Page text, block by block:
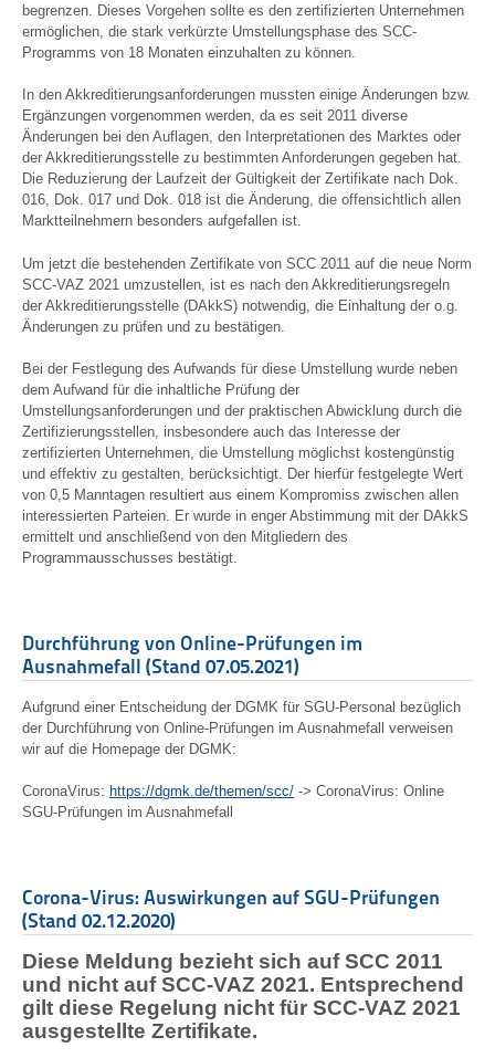
begrenzen. Dieses Vorgehen sollte es den zertifizierten Unternehmen
ermöglichen, die stark verkürzte Umstellungsphase des SCC-
Programms von 18 Monaten einzuhalten zu können.
In den Akkreditierungsanforderungen mussten einige Änderungen bzw.
Ergänzungen vorgenommen werden, da es seit 2011 diverse
Änderungen bei den Auflagen, den Interpretationen des Marktes oder
der Akkreditierungsstelle zu bestimmten Anforderungen gegeben hat.
Die Reduzierung der Laufzeit der Gültigkeit der Zertifikate nach Dok.
016, Dok. 017 und Dok. 018 ist die Änderung, die offensichtlich allen
Marktteilnehmern besonders aufgefallen ist.
Um jetzt die bestehenden Zertifikate von SCC 2011 auf die neue Norm
SCC-VAZ 2021 umzustellen, ist es nach den Akkreditierungsregeln
der Akkreditierungsstelle (DAkkS) notwendig, die Einhaltung der o.g.
Änderungen zu prüfen und zu bestätigen.
Bei der Festlegung des Aufwands für diese Umstellung wurde neben
dem Aufwand für die inhaltliche Prüfung der
Umstellungsanforderungen und der praktischen Abwicklung durch die
Zertifizierungsstellen, insbesondere auch das Interesse der
zertifizierten Unternehmen, die Umstellung möglichst kostengünstig
und effektiv zu gestalten, berücksichtigt. Der hierfür festgelegte Wert
von 0,5 Manntagen resultiert aus einem Kompromiss zwischen allen
interessierten Parteien. Er wurde in enger Abstimmung mit der DAkkS
ermittelt und anschließend von den Mitgliedern des
Programmausschusses bestätigt.
Durchführung von Online-Prüfungen im
Ausnahmefall (Stand 07.05.2021)
Aufgrund einer Entscheidung der DGMK für SGU-Personal bezüglich
der Durchführung von Online-Prüfungen im Ausnahmefall verweisen
wir auf die Homepage der DGMK:
CoronaVirus: https://dgmk.de/themen/scc/ -> CoronaVirus: Online
SGU-Prüfungen im Ausnahmefall
Corona-Virus: Auswirkungen auf SGU-Prüfungen
(Stand 02.12.2020)
Diese Meldung bezieht sich auf SCC 2011
und nicht auf SCC-VAZ 2021. Entsprechend
gilt diese Regelung nicht für SCC-VAZ 2021
ausgestellte Zertifikate.